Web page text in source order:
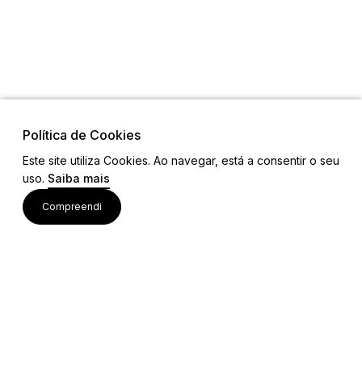
Política de Cookies
Este site utiliza Cookies. Ao navegar, está a consentir o seu
uso. Saiba mais
Compreendi
Links
Ligações Úteis
Contactos